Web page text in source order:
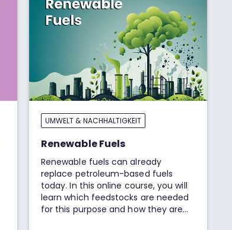
UMWELT & NACHHALTIGKEIT
Renewable Fuels
Renewable fuels can already
replace petroleum-based fuels
today. In this online course, you will
learn which feedstocks are needed
for this purpose and how they are